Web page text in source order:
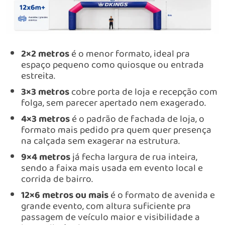
2×2 metrosé o menor formato, ideal pra
espaço pequeno como quiosque ou entrada
estreita.
3×3 metroscobre porta de loja e recepção com
folga, sem parecer apertado nem exagerado.
4×3 metrosé o padrão de fachada de loja, o
formato mais pedido pra quem quer presença
na calçada sem exagerar na estrutura.
9×4 metrosjá fecha largura de rua inteira,
sendo a faixa mais usada em evento local e
corrida de bairro.
12×6 metros ou maisé o formato de avenida e
grande evento, com altura suficiente pra
passagem de veículo maior e visibilidade a